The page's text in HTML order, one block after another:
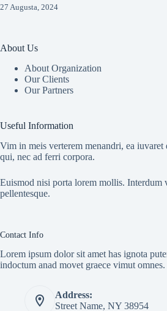
27 Augusta, 2024
About Us
About Organization
Our Clients
Our Partners
Useful Information
Vim in meis verterem menandri, ea iuvaret
qui, nec ad ferri corpora.
Euismod nisi porta lorem mollis. Interdum
pellentesque.
Contact Info
Lorem ipsum dolor sit amet has ignota
indoctum anad movet graece vimut omnes.
Address:
Street Name, NY 38954